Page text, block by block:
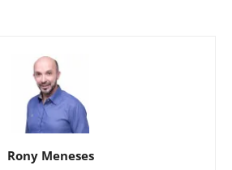
Rony Meneses